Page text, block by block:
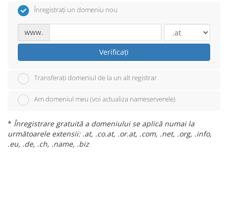
Înregistrați un domeniu nou
www.
Verificați
Transferați domeniul de la un alt registrar
Am domeniul meu (voi actualiza nameserverele)
* Înregistrare gratuită a domeniului se aplică numai la
următoarele extensii: .at, .co.at, .or.at, .com, .net, .org, .info,
.eu, .de, .ch, .name, .biz